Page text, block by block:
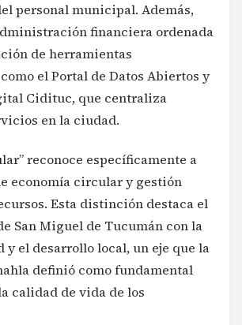
personal municipal. Además,
financiera ordenada
de herramientas
el Portal de Datos Abiertos y
Cidituc, que centraliza
en la ciudad.
reconoce específicamente a
economía circular y gestión
Esta distinción destaca el
San Miguel de Tucumán con la
el desarrollo local, un eje que la
definió como fundamental
calidad de vida de los